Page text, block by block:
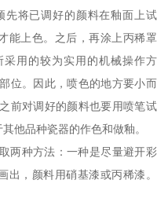
将已调好的颜料在釉面上试
能上色。之后，再涂上丙稀罩
用的较为实用的机械操作方
位。因此，喷色的地方要小而
前对调好的颜料也要用喷笔试
他品种瓷器的作色和做釉。
两种方法：一种是尽量避开彩
出，颜料用硝基漆或丙稀漆。